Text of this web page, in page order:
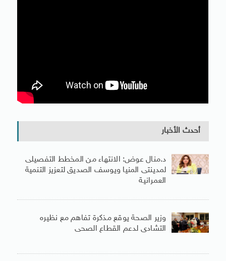
أحدث الأخبار
د.منال عوض: الانتهاء من المخطط التفصيلى
لمدينتى المنيا ويوسف الصديق لتعزيز التنمية
العمرانية
وزير الصحة يوقع مذكرة تفاهم مع نظيره
التشادى لدعم القطاع الصحى